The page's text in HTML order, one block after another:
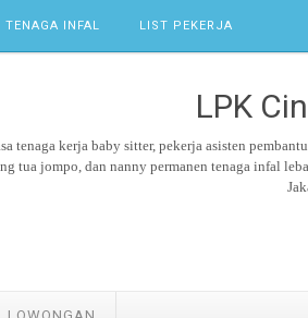
TENAGA INFAL LIST PEKERJA
LPK
tenaga kerja baby sitter, pekerja asisten
tua jompo, dan nanny permanen tenaga infal